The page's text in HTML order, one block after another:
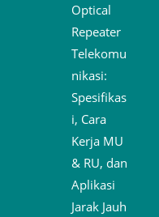
Optical
Repeater
Telekomu
nikasi:
Spesifikas
i, Cara
Kerja MU
& RU, dan
Aplikasi
Jarak Jauh